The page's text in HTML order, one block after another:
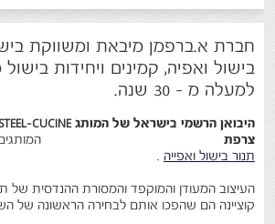
חברת א.ברפמן מיבאת ומשווקת
בישול ואפיה, קמינים ויחידות
למעלה מ - 30 שנה.
צרפת המותגים
תנור בישול ואפייה .
העיצוב המעודן והמוקפד והמסורת ההנדסית של
קוציינה הם שהפכו אותם לבחירה הראשונה של